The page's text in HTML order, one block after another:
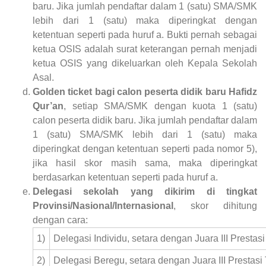
baru. Jika jumlah pendaftar dalam 1 (satu) SMA/SMK
lebih dari 1 (satu) maka diperingkat dengan
ketentuan seperti pada huruf a. Bukti pernah sebagai
ketua OSIS adalah surat keterangan pernah menjadi
ketua OSIS yang dikeluarkan oleh Kepala Sekolah
Asal.
Golden ticket bagi calon peserta didik baru Hafidz
Qur’an, setiap SMA/SMK dengan kuota 1 (satu)
calon peserta didik baru. Jika jumlah pendaftar dalam
1 (satu) SMA/SMK lebih dari 1 (satu) maka
diperingkat dengan ketentuan seperti pada nomor 5),
jika hasil skor masih sama, maka diperingkat
berdasarkan ketentuan seperti pada huruf a.
Delegasi sekolah yang dikirim di tingkat
Provinsi/Nasional/Internasional , skor dihitung
dengan cara:
1)
Delegasi Individu, setara dengan Juara III
2) Delegasi Beregu, setara dengan Juara III